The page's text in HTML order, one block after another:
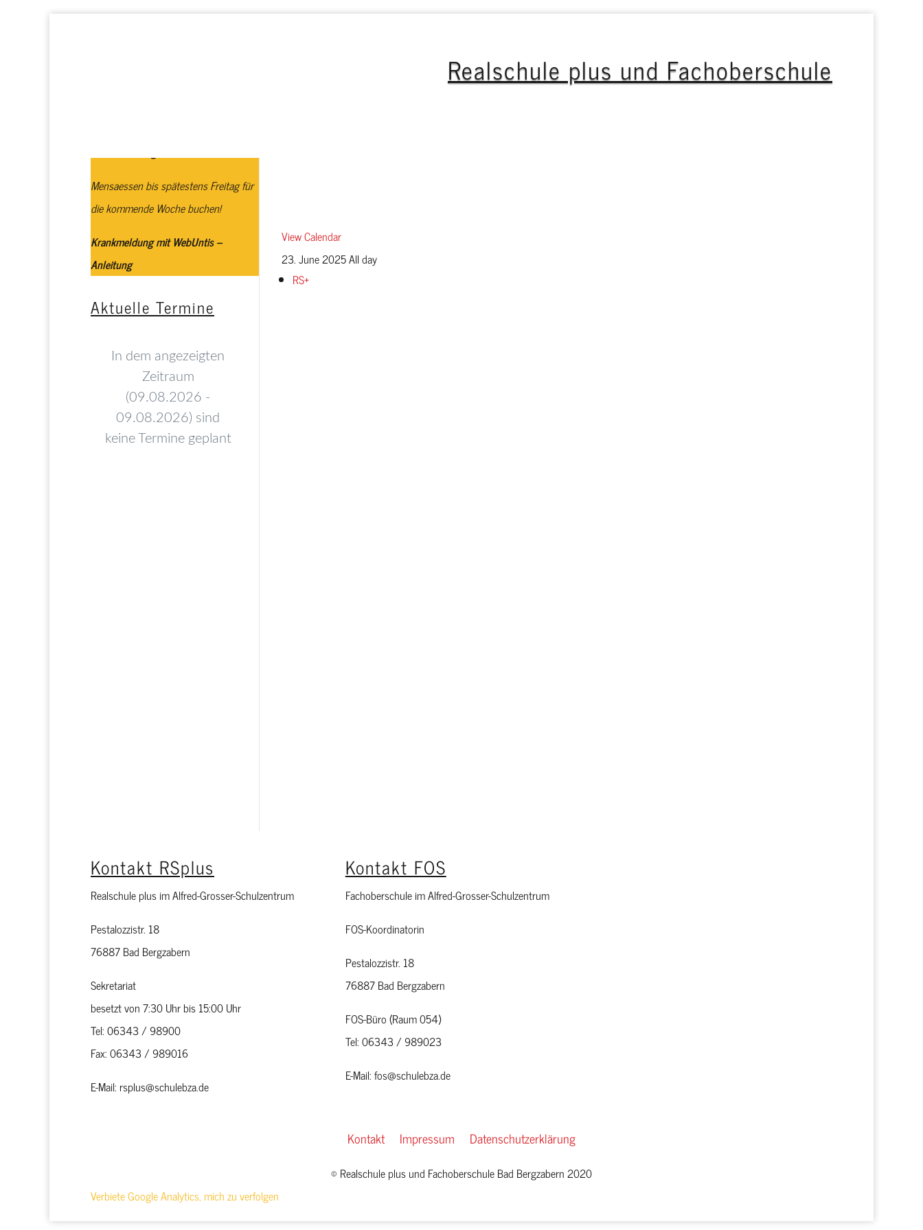
Realschule plus und Fachoberschule
Mensaessen bis spätestens Freitag für
die kommende Woche buchen!
Krankmeldung mit WebUntis –
Anleitung
Aktuelle Termine
View Calendar
23. June 2025 All day
RS+
Kontakt RSplus
Realschule plus im Alfred-Grosser-Schulzentrum
Pestalozzistr. 18
76887 Bad Bergzabern
Sekretariat
besetzt von 7:30 Uhr bis 15:00 Uhr
Tel: 06343 / 98900
Fax: 06343 / 989016
E-Mail: rsplus@schulebza.de
Kontakt FOS
Fachoberschule im Alfred-Grosser-Schulzentrum
FOS-Koordinatorin
Pestalozzistr. 18
76887 Bad Bergzabern
FOS-Büro (Raum 054)
Tel: 06343 / 989023
E-Mail: fos@schulebza.de
Kontakt Impressum Datenschutzerklärung
© Realschule plus und Fachoberschule Bad Bergzabern 2020
Verbiete Google Analytics, mich zu verfolgen